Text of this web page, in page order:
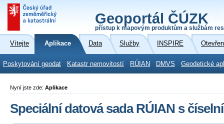
Geoportál ČÚZK
přístup k mapovým produktům a službám
Vítejte Aplikace Data Služby INSPIRE
Poskytování geodat Katastr nemovitostí RÚIAN DMVS Geodetické
Nyní jste zde: Aplikace
Speciální datová sada RÚIAN s